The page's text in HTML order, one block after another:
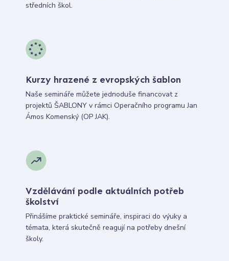
středních škol.
Kurzy hrazené z evropských šablon
Naše semináře můžete jednoduše financovat z
projektů ŠABLONY v rámci Operačního programu Jan
Ámos Komenský (OP JAK).
Vzdělávání podle aktuálních potřeb
školství
Přinášíme praktické semináře, inspiraci do výuky a
témata, která skutečně reagují na potřeby dnešní
školy.